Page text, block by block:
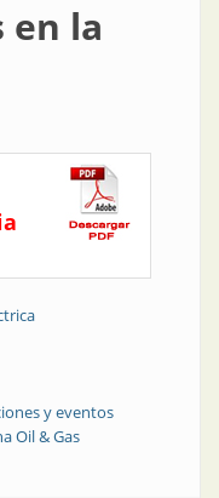
la
y eventos
Oil & Gas